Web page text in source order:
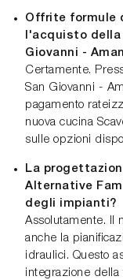
Offrite formule
l'acquisto della
Giovanni -
Certamente.
San Giovanni -
pagamento
nuova cucina
sulle opzioni
La
Alternative
degli impianti?
Assolutamente. Il
anche la
idraulici. Questo
integrazione della